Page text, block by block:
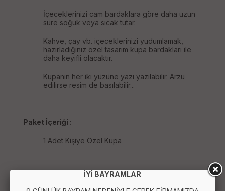
İçeceklerinizi cam bardaklara göre daha uzun
süre soğuk veya sıcak tutar.
Kahve, çay vb. içeceklerinizi yudumlamak,
hazırladığınız özel tasarım kupa bardakları ile
daha keyifli olacaktır.
Kupanın her iki yüzüne yazı yazılabilir. Arzu
edilirse resim de basılabilir...
Paket İçeriği :
1 Adet Kişiye Özel Kupa
İYİ BAYRAMLAR